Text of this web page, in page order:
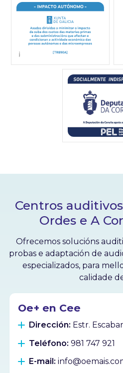
Centros
Ordes e A
Ofrecemos solucións
probas e adaptación de
especializados, para
calidade
Oe+ en Cee
Dirección: Estr.
Teléfono: 981 747 921
E-mail: